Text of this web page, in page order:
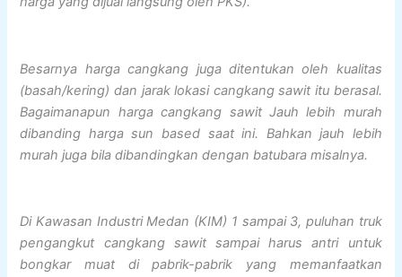
Besarnya harga cangkang juga ditentukan oleh kualitas
(basah/kering) dan jarak lokasi cangkang sawit itu berasal.
Bagaimanapun harga cangkang sawit Jauh lebih murah
dibanding harga sun based saat ini. Bahkan jauh lebih
murah juga bila dibandingkan dengan batubara misalnya.
Di Kawasan Industri Medan (KIM) 1 sampai 3, puluhan truk
pengangkut cangkang sawit sampai harus antri untuk
bongkar muat di pabrik-pabrik yang memanfaatkan